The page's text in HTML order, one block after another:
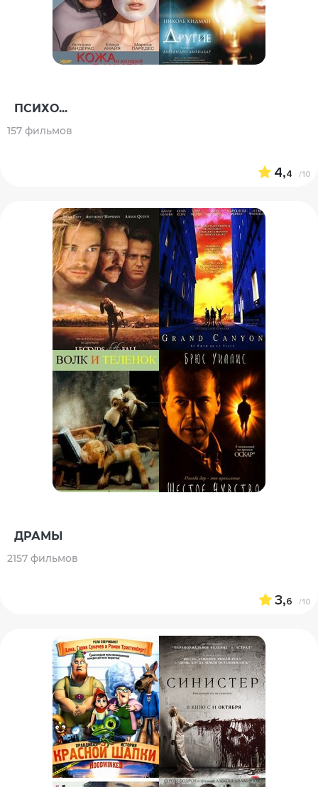
ПСИХО...
157 фильмов
4,4 /10
ДРАМЫ
2157 фильмов
3,6 /10